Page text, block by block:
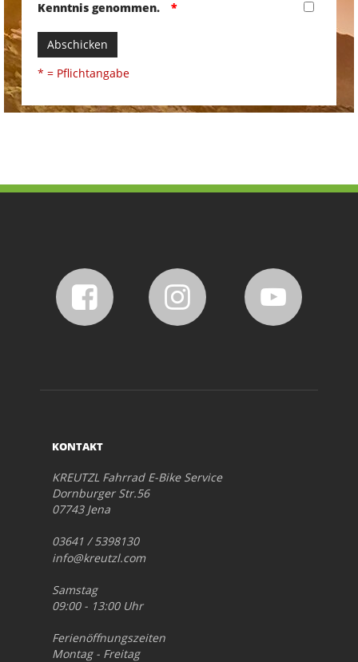
Kenntnis genommen.
Abschicken
* = Pflichtangabe
KONTAKT
KREUTZL Fahrrad E-Bike Service
Dornburger Str.56
07743 Jena
03641 / 5398130
info@kreutzl.com
Samstag
09:00 - 13:00 Uhr
Ferienöffnungszeiten
Montag - Freitag